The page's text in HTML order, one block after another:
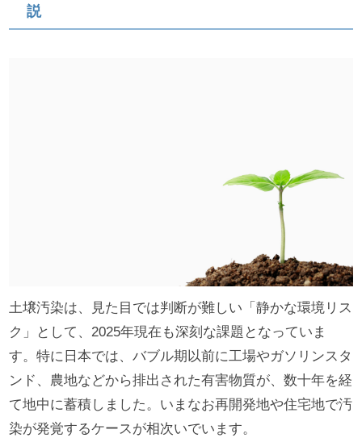
説
土壌汚染は、見た目では判断が難しい「静かな環境リス
ク」として、2025年現在も深刻な課題となっていま
す。特に日本では、バブル期以前に工場やガソリンスタ
ンド、農地などから排出された有害物質が、数十年を経
て地中に蓄積しました。いまなお再開発地や住宅地で汚
染が発覚するケースが相次いでいます。